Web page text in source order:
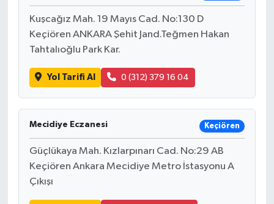
Kuşcağız Mah. 19 Mayıs Cad. No:130 D
Keçiören ANKARA Şehit Jand.Teğmen Hakan
Tahtalıoğlu Park Kar.
Yol Tarifi Al 0 (312) 379 16 04
Mecidiye Eczanesi Keçiören
Güçlükaya Mah. Kızlarpınarı Cad. No:29 AB
Keçiören Ankara Mecidiye Metro İstasyonu A
Çıkışı